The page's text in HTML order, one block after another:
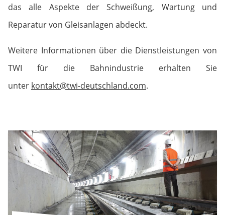
das alle Aspekte der Schweißung, Wartung und
Reparatur von Gleisanlagen abdeckt.
Weitere Informationen über die Dienstleistungen von
TWI für die Bahnindustrie erhalten Sie
unter kontakt@twi-deutschland.com.